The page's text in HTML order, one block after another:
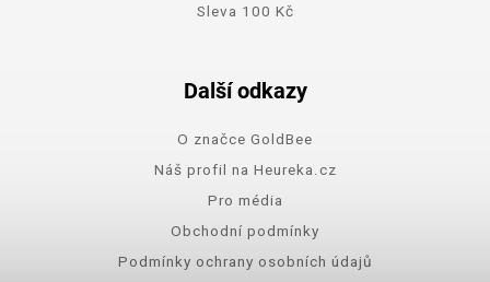
Sleva 100 Kč
Další odkazy
O značce GoldBee
Náš profil na Heureka.cz
Pro média
Obchodní podmínky
Podmínky ochrany osobních údajů